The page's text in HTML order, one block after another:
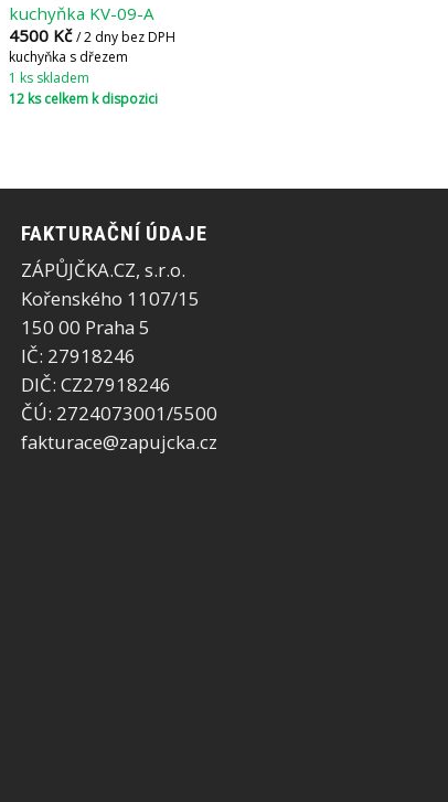
kuchyňka KV-09-A
4500 Kč / 2 dny bez DPH
kuchyňka s dřezem
1 ks skladem
12 ks celkem k dispozici
FAKTURAČNÍ ÚDAJE
ZÁPŮJČKA.CZ, s.r.o.
Kořenského 1107/15
150 00 Praha 5
IČ: 27918246
DIČ: CZ27918246
ČÚ: 2724073001/5500
fakturace@zapujcka.cz